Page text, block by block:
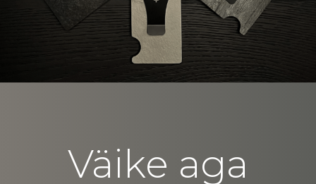
Väike aga